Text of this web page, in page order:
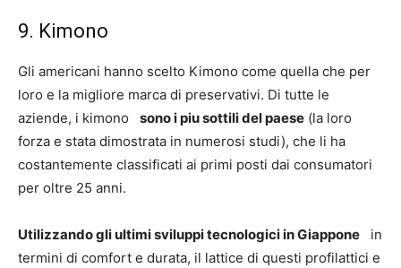
9. Kimono
Gli americani hanno scelto Kimono come quella che per
loro e la migliore marca di preservativi. Di tutte le
aziende, i kimono sono i piu sottili del paese (la loro
forza e stata dimostrata in numerosi studi), che li ha
costantemente classificati ai primi posti dai consumatori
per oltre 25 anni.
Utilizzando gli ultimi sviluppi tecnologici in Giappone in
termini di comfort e durata, il lattice di questi profilattici e